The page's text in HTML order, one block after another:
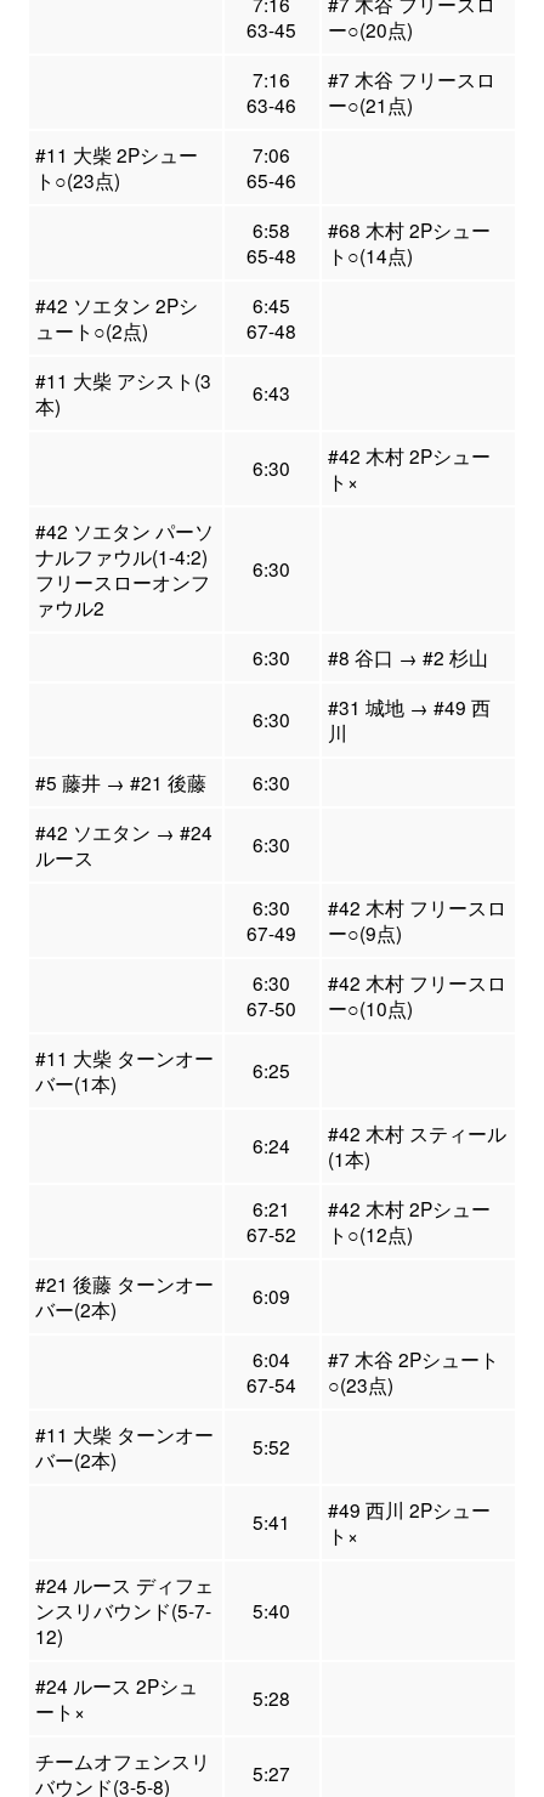
63-45
ー○(20点)
7:16
63-46
#7 木谷 フリースロ
ー○(21点)
#11 大柴 2Pシュー
ト○(23点)
7:06
65-46
6:58
65-48
#68 木村 2Pシュー
ト○(14点)
#42 ソエタン 2Pシ
ュート○(2点)
6:45
67-48
#11 大柴 アシスト(3
本)
6:43
6:30
#42 木村 2Pシュー
ト×
#42 ソエタン パーソ
ナルファウル(1-4:2)
フリースローオンフ
ァウル2
6:30
6:30 #8 谷口 → #2 杉山
6:30
#31 城地 → #49 西
川
#5 藤井 → #21 後藤
6:30
#42 ソエタン → #24
ルース
6:30
6:30
67-49
#42 木村 フリースロ
ー○(9点)
6:30
67-50
#42 木村 フリースロ
ー○(10点)
#11 大柴 ターンオー
バー(1本)
6:25
6:24
#42 木村 スティール
(1本)
6:21
67-52
#42 木村 2Pシュー
ト○(12点)
#21 後藤 ターンオー
バー(2本)
6:09
6:04
67-54
#7 木谷 2Pシュート
○(23点)
#11 大柴 ターンオー
バー(2本)
5:52
5:41
#49 西川 2Pシュー
ト×
#24 ルース ディフェ
ンスリバウンド(5-7-
12)
5:40
#24 ルース 2Pシュ
ート×
5:28
チームオフェンスリ
バウンド(3-5-8)
5:27